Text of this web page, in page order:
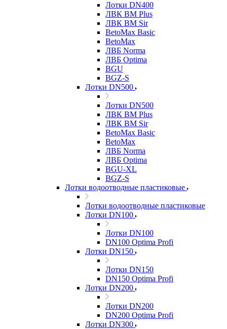
Лотки DN400
ЛВК ВМ Plus
ЛВК ВМ Sir
BetoMax Basic
BetoMax
ЛВБ Norma
ЛВБ Optima
BGU
BGZ-S
Лотки DN500
Лотки DN500
ЛВК ВМ Plus
ЛВК ВМ Sir
BetoMax Basic
BetoMax
ЛВБ Norma
ЛВБ Optima
BGU-XL
BGZ-S
Лотки водоотводные пластиковые
Лотки водоотводные пластиковые
Лотки DN100
Лотки DN100
DN100 Optima Profi
Лотки DN150
Лотки DN150
DN150 Optima Profi
Лотки DN200
Лотки DN200
DN200 Optima Profi
Лотки DN300